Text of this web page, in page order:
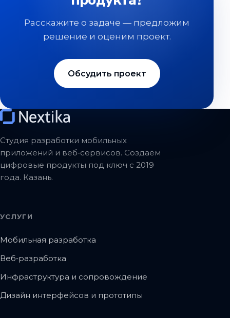
Расскажите о задаче — предложим
решение и оценим проект.
Обсудить проект
Студия разработки мобильных
приложений и веб‑сервисов. Создаём
цифровые продукты под ключ с 2019
года. Казань.
УСЛУГИ
Мобильная разработка
Веб‑разработка
Инфраструктура и сопровождение
Дизайн интерфейсов и прототипы